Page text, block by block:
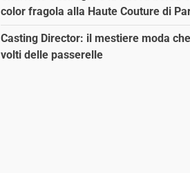
color fragola alla Haute Couture di
Casting Director: il mestiere moda
volti delle passerelle